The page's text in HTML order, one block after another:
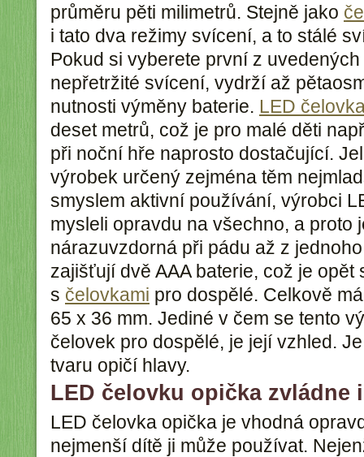
průměru pěti milimetrů. Stejně jako
i tato dva režimy svícení, a to stálé
Pokud si vyberete první z
nepřetržité svícení, vydrží až
nutnosti výměny baterie. LED
deset metrů, což je pro malé děti
při noční hře naprosto dostačující.
výrobek určený zejména těm
smyslem aktivní používání, výrobci
mysleli opravdu na všechno, a proto
nárazuvzdorná při pádu až z
zajišťují dvě AAA baterie, což je opět
s čelovkami pro dospělé. Celkově
65 x 36 mm. Jediné v čem se tento
čelovek pro dospělé, je její vzhled.
tvaru opičí hlavy.
LED čelovku opička zvládne
LED čelovka opička je vhodná
nejmenší dítě ji může používat.